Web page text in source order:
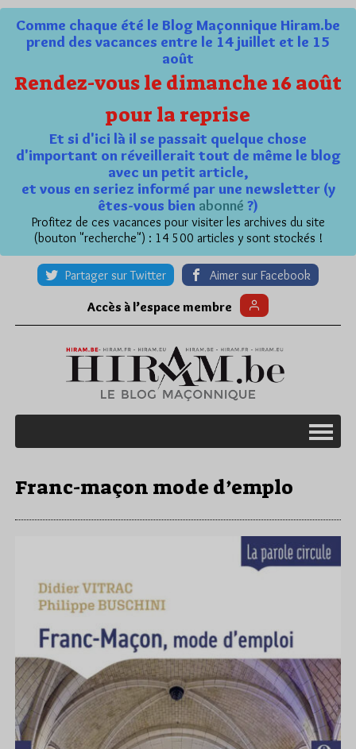
Comme chaque été le Blog Maçonnique Hiram.be
prend des vacances entre le 14 juillet et le 15
août
Rendez-vous le dimanche 16 août
pour la reprise
Et si d'ici là il se passait quelque chose
d'important on réveillerait tout de même le blog
avec un petit article,
et vous en seriez informé par une newsletter (y
êtes-vous bien abonné ?)
Profitez de ces vacances pour visiter les archives du site
(bouton "recherche") : 14 500 articles y sont stockés !
Partager sur Twitter Aimer sur Facebook
Accès à l’espace membre
Franc-maçon mode d’emplo